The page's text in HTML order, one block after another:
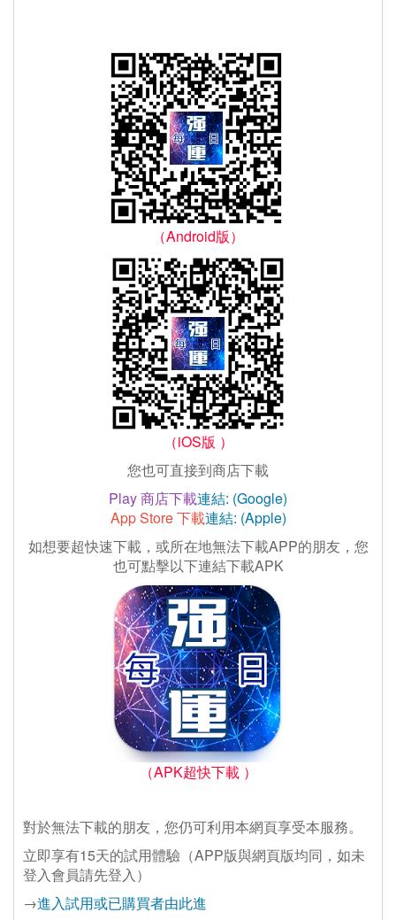
（Android版）
（iOS版 ）
您也可直接到商店下載
Play 商店下載連結: (Google)
App Store 下載連結: (Apple)
如想要超快速下載，或所在地無法下載APP的朋友，您
也可點擊以下連結下載APK
（APK超快下載 ）
對於無法下載的朋友，您仍可利用本網頁享受本服務。
立即享有15天的試用體驗（APP版與網頁版均同，如未
登入會員請先登入）
→進入試用或已購買者由此進